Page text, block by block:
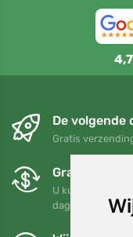
De volgende
Gratis
Gratis ruilen
U kunt uw
dagen